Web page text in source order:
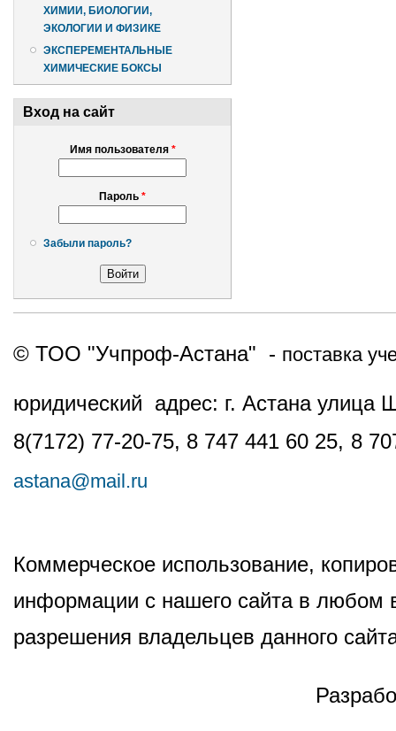
ХИМИИ, БИОЛОГИИ,
ЭКОЛОГИИ И ФИЗИКЕ
ЭКСПЕРЕМЕНТАЛЬНЫЕ
ХИМИЧЕСКИЕ БОКСЫ
Вход на сайт
Имя пользователя *
Пароль *
Забыли пароль?
© ТОО "Учпроф-Астана" - поставка
юридический адрес: г. Астана
8(7172) 77-20-75, 8 747 441 60 25, 8
astana@mail.ru
Коммерческое использование,
информации с нашего сайта в любом
разрешения владельцев данного